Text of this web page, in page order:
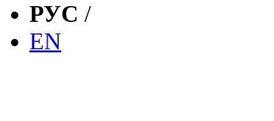
РУС /
EN